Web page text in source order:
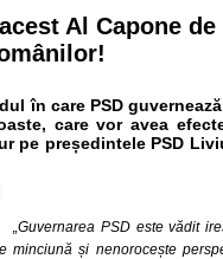
Al Capone de
în care PSD
care vor avea
pe președintele PSD
„Guvernarea PSD este vădit
minciună și nenorocește